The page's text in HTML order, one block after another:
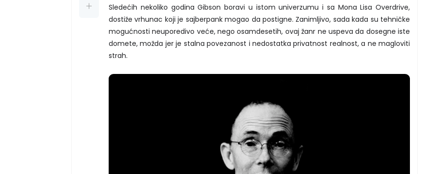
Sledećih nekoliko godina Gibson boravi u istom univerzumu i sa Mona Lisa Overdrive,
dostiže vrhunac koji je sajberpank mogao da postigne. Zanimljivo, sada kada su tehničke
mogućnosti neuporedivo veće, nego osamdesetih, ovaj žanr ne uspeva da dosegne iste
domete, možda jer je stalna povezanost i nedostatka privatnost realnost, a ne magloviti
strah.